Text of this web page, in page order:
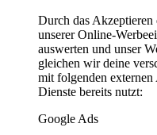
Durch das
unserer Online-
auswerten und unser
gleichen wir deine
mit folgenden externen
Dienste bereits nutzt:
Google Ads